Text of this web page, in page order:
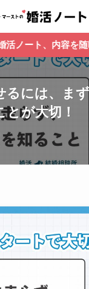
内容を随時更新
るには、ま
とが大切！